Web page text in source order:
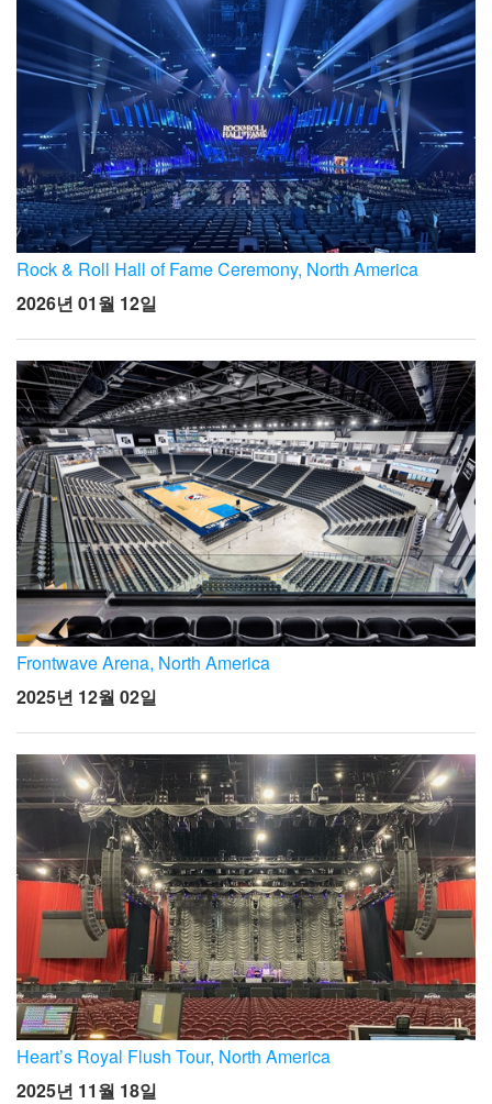
Rock & Roll Hall of Fame Ceremony, North America
2026년 01월 12일
Frontwave Arena, North America
2025년 12월 02일
Heart’s Royal Flush Tour, North America
2025년 11월 18일